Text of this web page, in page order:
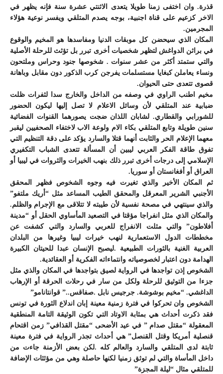
قذرة. وان اختفى زمنا طويلا يتعدى الاثنتي عشرة سنة فإنه يظهر في
الاخر كزعيم على قناة اجنبية، بوجه يصدم المتلقي ويفسر نوعية هؤلاء
المجرمين.
المكان الذي سيحضن كل موبقات الدنيا ومفاسدها هو المخيم والوقوع
في براثن الدواغش لتظهر شخصيات أخرى تبرر بل تؤثث للرحلة الأصلية
والتي ستمتد أكثر من عشر سنوات . شخوصها جنود وحراس وملتحون
ونساء يعاملن كبغايا مستسلمات يفرجن كرب الذكور دون مقابل وباهانة
قصوى تتعدى حتى الحيوان.
مخيم اطنب الراوي في وصفه من الداخل والخارج سدا لثفرات ظلت
ضبابية عند المتلقي لأن وسائل الاعلام لا تصل إليها ليكون الحضور
للشورابي والقطاري. لشابان اللذان ضجت يصورهما القنوات الفضائية
سنين طويلة وتابع المتلقي بكاء الام ولوعة الاب لاختفاء الصحفيين ليقبر
معهما الإعلام الحر والثابت أنهما قتلا والسارد يؤكد على دقة التنظيم التي
تفوق طاقة الفكر العربي ليبين أن المسألة تتعدى الشباب التكفيري
الإسلامي إلى درجات أخرى تبرر ذلك بنهب الخيرات والثروات في ليبيا أو
العراق أو أفغانستان أو سوريا.
ثم المكان الأخير والذي تغيرت فيه وجوه الشخوص فظهر المحقق
الأجنبي الشرير المعرقل والمحقق الطيب المساعد مثل “أريك ملتفو”
والذي سينتهي في مصحة نفسية لأن طيبته لا تتلاقى مع الإجرام والظلم.
والمكان الذي مثل انفراجا مؤقتا في التصعيد المأساوي الحقل أو “مدينة
أفلاطون” والتي مثلت الانفراج للعربي والسارد والتي كشفت عن
مخططات الدول الاستعمارية لنهب خيرات ليبيا وغيرها من البلدان
العربية الغنية بالثورات الطبيعية .ليصبح الإنسان عبدا للحيتان الكبيرة
الهدامة دون اعتبار لخصوصياته وانتماءاته الفكرية أو العقائدية.
الشخوص إذن تواجدها في الرواية لصيق بتواجدها في المكان والذي مثل
جزءا من التوثيق للرحلة ولكل من سار في رحلات الحرقة أو الإرهاب
الداغشي. “مخيم بوشوشة. جرجيس نابل .صفاقس..” قوانتانامو”
الشخوص وان تحركوا في فترة زمنية معينة إبان اندلاع الثورة في تونس
فقد ذكرت أحداث هي بمثابة الاوتاد التي تكون الوثيقة التامة المنطقية
المعقولة “مقتل صدام ” في عيد الأضحى “مقتل القذافي” زمن اقتحام
قنصلية أمريكا وقتل القنصل” هي أحداث تجذر الرواية في فترة معينة
ثابتة لدى المتلقي والسارد والعالم كله .لكن بعض الأزمنة جاءت من
داخل المأساة والتي لم توثق زمنيا لكنها حاصلة وهي من مؤثثات الإضافة
للمتلقي مثال “ليلة المجزة”